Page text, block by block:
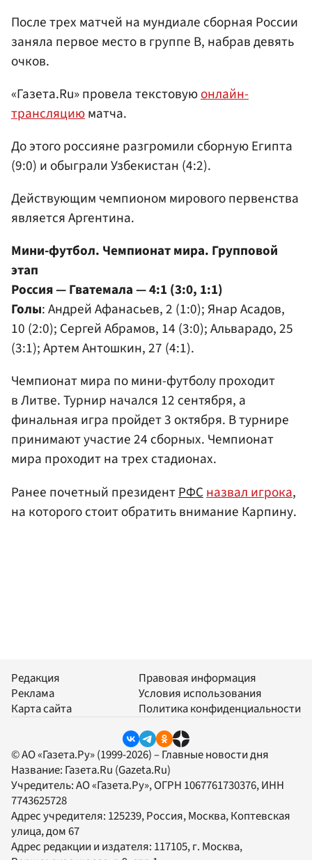
После трех матчей на мундиале сборная России
заняла первое место в группе B, набрав девять
очков.
«Газета.Ru» провела текстовуюонлайн-
трансляциюматча.
До этого россияне разгромили сборную Египта
(9:0) и обыграли Узбекистан (4:2).
Действующим чемпионом мирового первенства
является Аргентина.
Мини-футбол. Чемпионат мира. Групповой
этап
Россия — Гватемала — 4:1 (3:0, 1:1)
Голы: Андрей Афанасьев, 2 (1:0); Янар Асадов,
10 (2:0); Сергей Абрамов, 14 (3:0); Альварадо, 25
(3:1); Артем Антошкин, 27 (4:1).
Чемпионат мира по мини-футболу проходит
в Литве. Турнир начался 12 сентября, а
финальная игра пройдет 3 октября. В турнире
принимают участие 24 сборных. Чемпионат
мира проходит на трех стадионах.
Ранее почетный президентРФСназвал игрока,
на которого стоит обратить внимание Карпину.
Редакция
Реклама
Карта сайта
Правовая информация
Условия использования
Политика конфиденциальности
© АО «Газета.Ру» (1999-2026) – Главные новости дня
Название: Газета.Ru (Gazeta.Ru)
Учредитель:АО «Газета.Ру», ОГРН 1067761730376, ИНН
7743625728
Адрес учредителя: 125239, Россия, Москва, Коптевская
улица, дом 67
Адрес редакции и издателя: 117105, г. Москва,